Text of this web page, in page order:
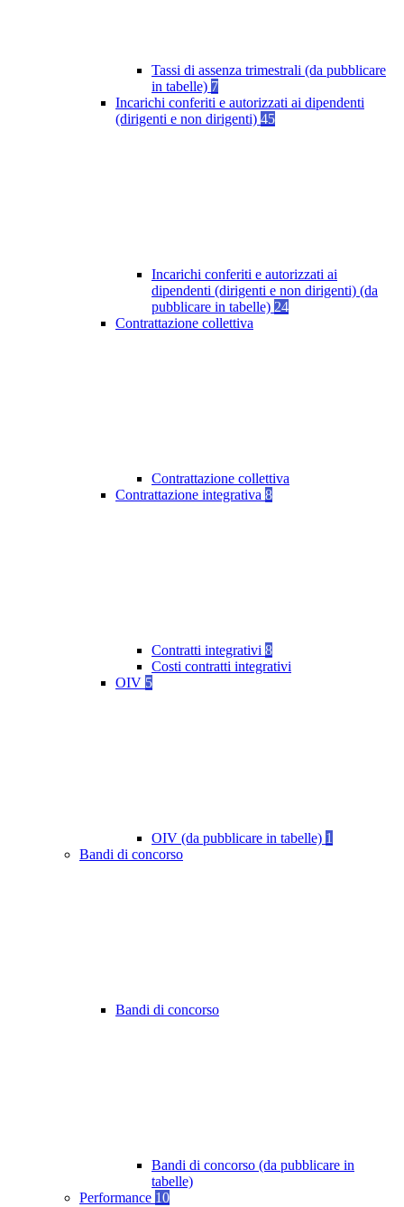
Tassi di assenza trimestrali (da pubblicare
in tabelle) 7
Incarichi conferiti e autorizzati ai dipendenti
(dirigenti e non dirigenti) 45
Incarichi conferiti e autorizzati ai
dipendenti (dirigenti e non dirigenti) (da
pubblicare in tabelle) 24
Contrattazione collettiva
Contrattazione collettiva
Contrattazione integrativa 8
Contratti integrativi 8
Costi contratti integrativi
OIV 5
OIV (da pubblicare in tabelle) 1
Bandi di concorso
Bandi di concorso
Bandi di concorso (da pubblicare in
tabelle)
Performance 10